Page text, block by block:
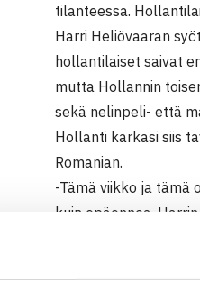
tilanteessa.
Harri Heliövaaran
hollantilaiset saivat
mutta Hollannin
sekä nelinpeli- että
Hollanti karkasi siis
Romanian.
-Tämä viikko ja tämä
kuin epäonnea.
-Jarkko pystyi